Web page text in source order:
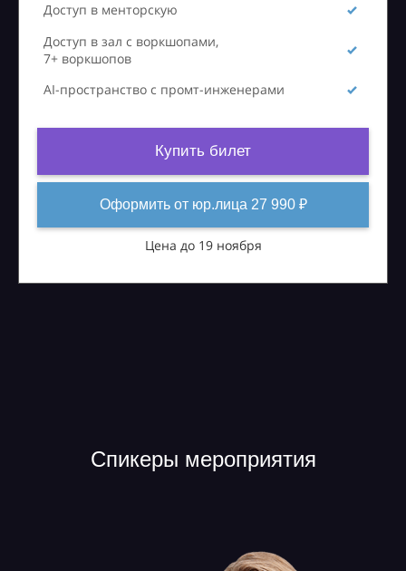
Доступ в менторскую
Доступ в зал с воркшопами,
7+ воркшопов
AI-пространство с промт-инженерами
Купить билет
Оформить от юр.лица 27 990 ₽
Цена до 19 ноября
Спикеры мероприятия